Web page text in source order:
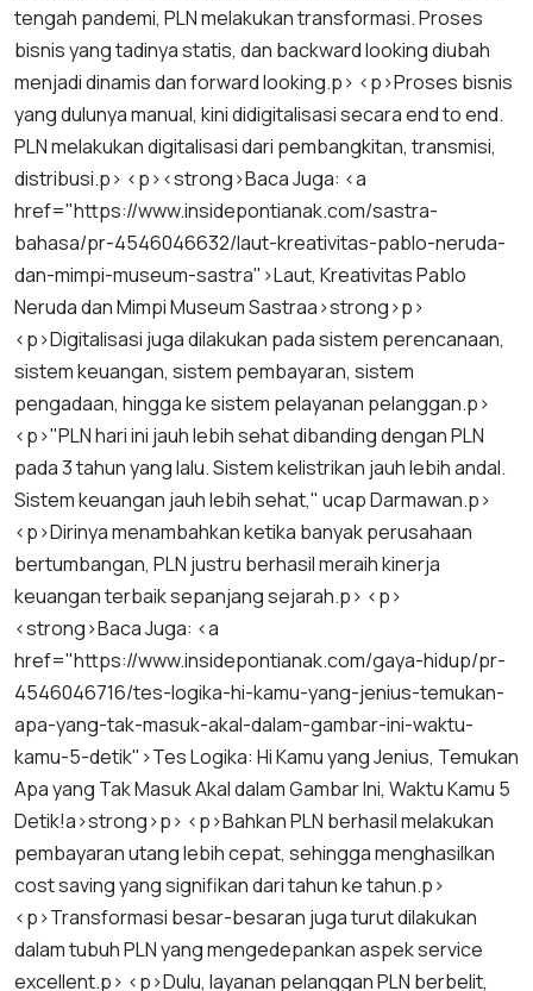
tengah pandemi, PLNmelakukantransformasi.Proses
bisnisyangtadinyastatis, dan backwardlookingdiubah
menjadidinamisdanforwardlooking.p> <p>Proses bisnis
yangdulunyamanual, kinididigitalisasisecaraendtoend.
PLNmelakukandigitalisasidari pembangkitan, transmisi,
distribusi.p> <p><strong>BacaJuga: <a
href="https://www.insidepontianak.com/sastra-
bahasa/pr-4546046632/laut-kreativitas-pablo-neruda-
dan-mimpi-museum-sastra">Laut, KreativitasPablo
NerudadanMimpiMuseumSastraa>strong>p>
<p>Digitalisasi jugadilakukan padasistem perencanaan,
sistemkeuangan, sistem pembayaran, sistem
pengadaan, hinggakesistem pelayanan pelanggan.p>
<p>"PLNhariini jauhlebihsehatdibandingdenganPLN
pada3tahunyanglalu.Sistemkelistrikan jauhlebihandal.
Sistemkeuangan jauhlebihsehat," ucapDarmawan.p>
<p>Dirinyamenambahkanketika banyakperusahaan
bertumbangan, PLN justru berhasilmeraihkinerja
keuanganterbaiksepanjangsejarah.p> <p>
<strong>BacaJuga: <a
href="https://www.insidepontianak.com/gaya-hidup/pr-
4546046716/tes-logika-hi-kamu-yang-jenius-temukan-
apa-yang-tak-masuk-akal-dalam-gambar-ini-waktu-
kamu-5-detik">TesLogika: HiKamuyangJenius, Temukan
Apayang TakMasukAkaldalamGambarIni, WaktuKamu 5
Detik!a>strong>p> <p>BahkanPLN berhasilmelakukan
pembayaranutanglebihcepat, sehinggamenghasilkan
costsavingyangsignifikandaritahunketahun.p>
<p>Transformasi besar-besaran jugaturutdilakukan
dalamtubuhPLNyangmengedepankanaspekservice
excellent.p> <p>Dulu, layanan pelangganPLN berbelit,